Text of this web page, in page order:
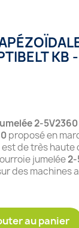
KB
2-5V2360
proposé en
est de très
jumelée
des machines
au panier